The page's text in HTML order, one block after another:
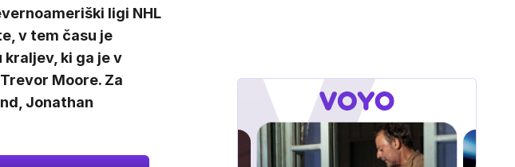
ligi NHL
v tem času je
ki ga je v
Moore. Za
Jonathan